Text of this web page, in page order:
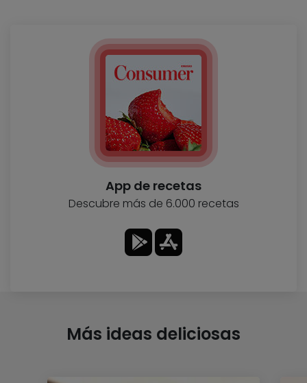
App de recetas
Descubre más de 6.000 recetas
Más ideas deliciosas